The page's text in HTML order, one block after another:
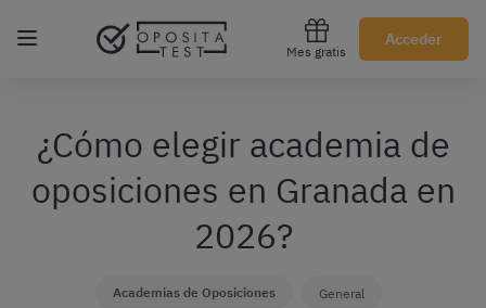
Mes gratis
Acceder
Regístrate gratis
¿Cómo elegir academia de
oposiciones en Granada en
2026?
Academias de Oposiciones General